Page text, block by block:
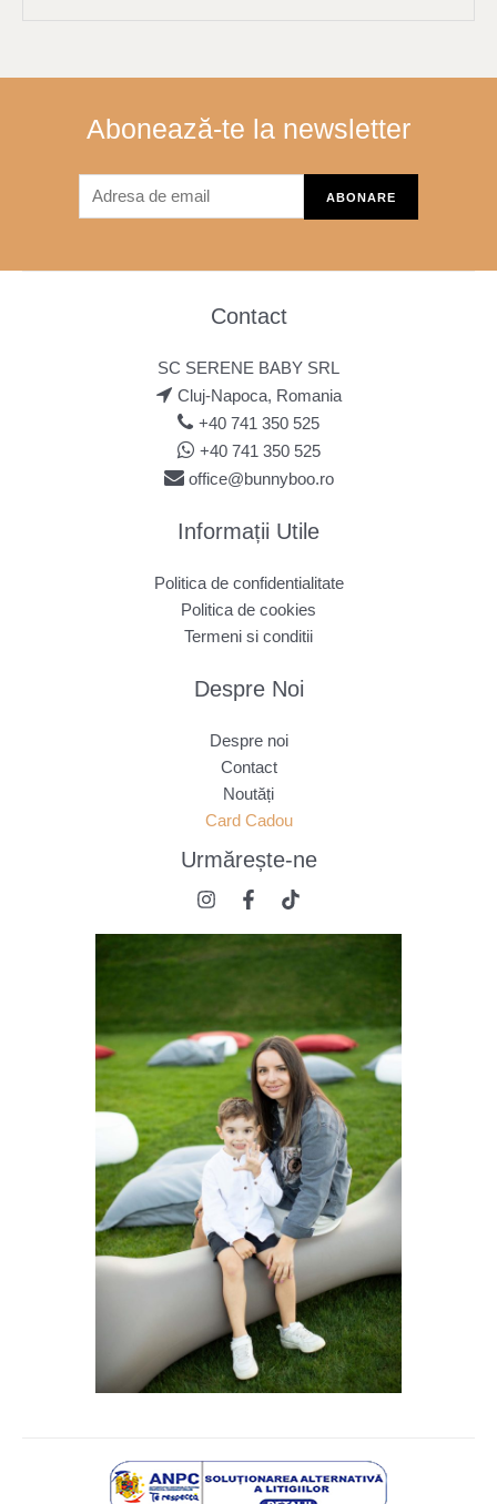
Abonează-te la newsletter
Contact
SC SERENE BABY SRL
Cluj-Napoca, Romania
+40 741 350 525
+40 741 350 525
office@bunnyboo.ro
Informații Utile
Politica de confidentialitate
Politica de cookies
Termeni si conditii
Despre Noi
Despre noi
Contact
Noutăți
Card Cadou
Urmărește-ne